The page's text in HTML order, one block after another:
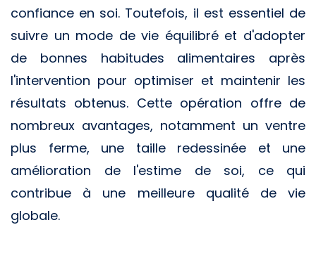
confiance en soi. Toutefois, il est essentiel de
suivre un mode de vie équilibré et d'adopter
de bonnes habitudes alimentaires après
l'intervention pour optimiser et maintenir les
résultats obtenus. Cette opération offre de
nombreux avantages, notamment un ventre
plus ferme, une taille redessinée et une
amélioration de l'estime de soi, ce qui
contribue à une meilleure qualité de vie
globale.